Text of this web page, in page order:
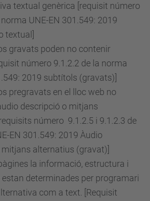
textual genèrica [requisit número
UNE-EN 301.549: 2019
textual]
gravats poden no contenir
número 9.1.2.2 de la norma
2019 subtítols (gravats)]
pregravats en el lloc web no
descripció o mitjans
número 9.1.2.5 i 9.1.2.3 de
EN 301.549: 2019 Àudio
alternatius (gravat)]
la informació, estructura i
determinades per programari
com a text. [Requisit